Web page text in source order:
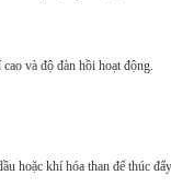
và độ đàn hồi hoạt động.
hoặc khí hóa than để thúc